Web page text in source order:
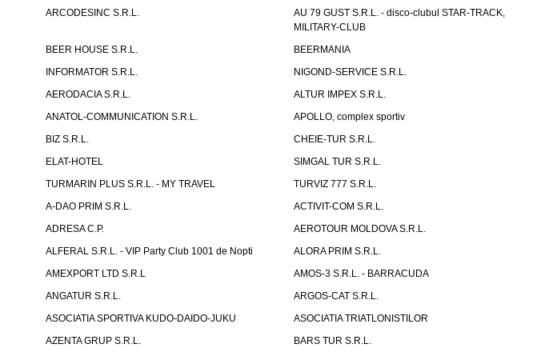
ARCODESINC S.R.L.
AU 79 GUST S.R.L. - disco-clubul STAR-TRACK,
MILITARY-CLUB
BEER HOUSE S.R.L. BEERMANIA
INFORMATOR S.R.L.
NIGOND-SERVICE S.R.L.
AERODACIA S.R.L.
ALTUR IMPEX S.R.L.
ANATOL-COMMUNICATION S.R.L.
APOLLO, complex sportiv
BIZ S.R.L.
CHEIE-TUR S.R.L.
ELAT-HOTEL
SIMGAL TUR S.R.L.
TURMARIN PLUS S.R.L. - MY TRAVEL
TURVIZ 777 S.R.L.
A-DAO PRIM S.R.L.
ACTIVIT-COM S.R.L.
ADRESA C.P.
AEROTOUR MOLDOVA S.R.L.
ALFERAL S.R.L. - VIP Party Club 1001 de Nopti
ALORA PRIM S.R.L.
AMEXPORT LTD S.R.L
AMOS-3 S.R.L. - BARRACUDA
ANGATUR S.R.L.
ARGOS-CAT S.R.L.
ASOCIATIA SPORTIVA KUDO-DAIDO-JUKU
ASOCIATIA TRIATLONISTILOR
AZENTA GRUP S.R.L.
BARS TUR S.R.L.